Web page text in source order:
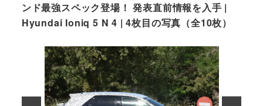
ンド最強スペック登場！ 発表直前情報を入手 |
Hyundai Ioniq 5 N 4 | 4枚目の写真（全10枚）